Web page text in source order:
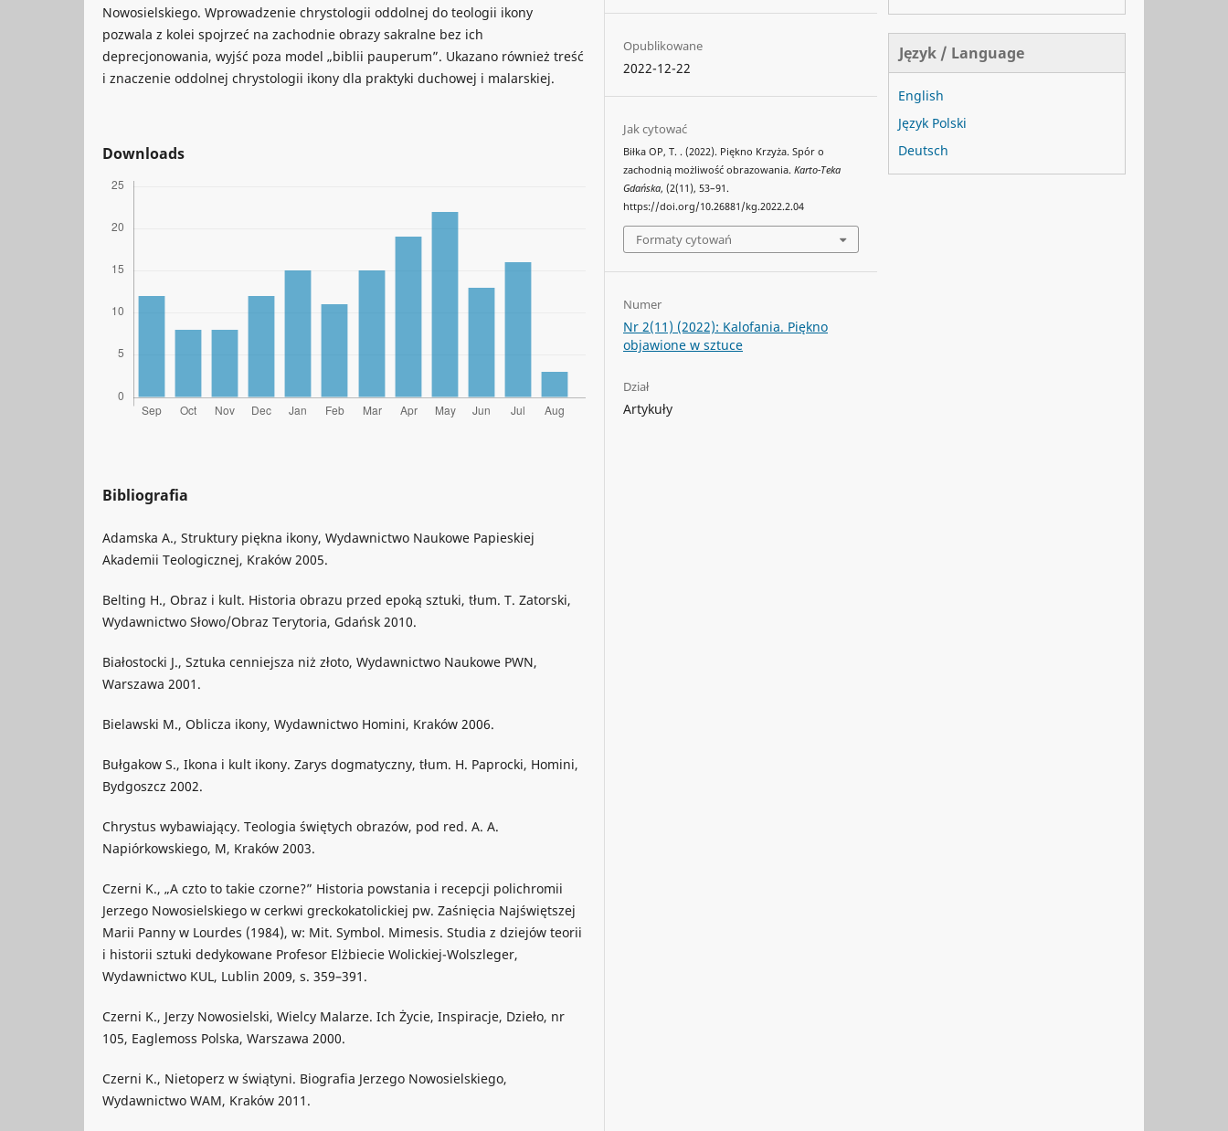
Nowosielskiego. Wprowadzenie chrystologii oddolnej do teologii ikony
pozwala z kolei spojrzeć na zachodnie obrazy sakralne bez ich
deprecjonowania, wyjść poza model „biblii pauperum”. Ukazano również treść
i znaczenie oddolnej chrystologii ikony dla praktyki duchowej i malarskiej.
Downloads
Bibliografia
Adamska A., Struktury piękna ikony, Wydawnictwo Naukowe Papieskiej
Akademii Teologicznej, Kraków 2005.
Belting H., Obraz i kult. Historia obrazu przed epoką sztuki, tłum. T. Zatorski,
Wydawnictwo Słowo/Obraz Terytoria, Gdańsk 2010.
Białostocki J., Sztuka cenniejsza niż złoto, Wydawnictwo Naukowe PWN,
Warszawa 2001.
Bielawski M., Oblicza ikony, Wydawnictwo Homini, Kraków 2006.
Bułgakow S., Ikona i kult ikony. Zarys dogmatyczny, tłum. H. Paprocki, Homini,
Bydgoszcz 2002.
Chrystus wybawiający. Teologia świętych obrazów, pod red. A. A.
Napiórkowskiego, M, Kraków 2003.
Czerni K., „A czto to takie czorne?” Historia powstania i recepcji polichromii
Jerzego Nowosielskiego w cerkwi greckokatolickiej pw. Zaśnięcia Najświętszej
Marii Panny w Lourdes (1984), w: Mit. Symbol. Mimesis. Studia z dziejów teorii
i historii sztuki dedykowane Profesor Elżbiecie Wolickiej-Wolszleger,
Wydawnictwo KUL, Lublin 2009, s. 359–391.
Czerni K., Jerzy Nowosielski, Wielcy Malarze. Ich Życie, Inspiracje, Dzieło, nr
105, Eaglemoss Polska, Warszawa 2000.
Czerni K., Nietoperz w świątyni. Biografia Jerzego Nowosielskiego,
Wydawnictwo WAM, Kraków 2011.
Opublikowane
2022-12-22
Jak cytować
Biłka OP, T. . (2022). Piękno Krzyża. Spór o
zachodnią możliwość obrazowania.Karto-Teka
Gdańska, (2(11), 53–91.
https://doi.org/10.26881/kg.2022.2.04
Formaty cytowań
Numer
Nr 2(11) (2022): Kalofania. Piękno
objawione w sztuce
Dział
Artykuły
Język / Language
English
Język Polski
Deutsch